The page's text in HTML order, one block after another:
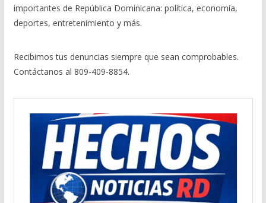
importantes de República Dominicana: política, economía,
deportes, entretenimiento y más.
Recibimos tus denuncias siempre que sean comprobables.
Contáctanos al 809-409-8854.